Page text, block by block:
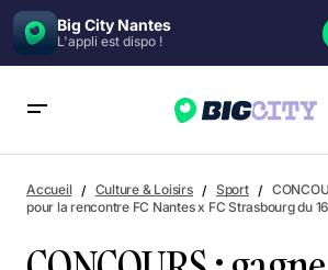
Big City Nantes
L'appli est dispo !
FC Strasbourg du 16 mars
Accueil Culture & Loisirs Sport
pour la rencontre FC Nantes x FC Strasbourg du